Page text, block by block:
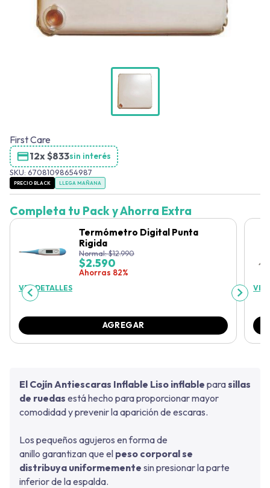
First Care
PRECIO BLACK LLEGA MAÑANA
12x$833sin interés
SKU: 67081098654987
El Cojín Antiescaras Inflable Liso inflable parasillas
de ruedas está hecho para proporcionar mayor
comodidady prevenir la aparición de escaras.
Los pequeños agujeros en forma de
anillo garantizan que el peso corporal se
distribuya uniformemente sin presionar la parte
inferior de la espalda.
Completa tu Pack y Ahorra Extra
Termómetro Digital Punta
Rigida
Normal:$12.990
$2.590
Ahorras 82%
VER DETALLES
AGREGAR
VER